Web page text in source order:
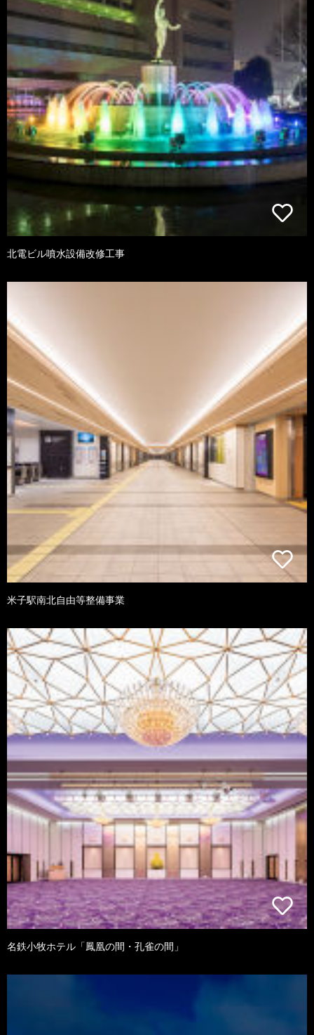
北電ビル噴水設備改修工事
米子駅南北自由等整備事業
名鉄小牧ホテル「鳳凰の間・孔雀の間」